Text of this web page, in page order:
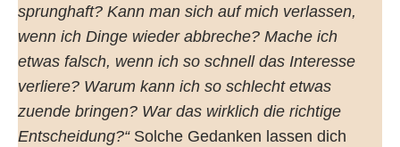
sprunghaft? Kann man sich auf mich verlassen,
wenn ich Dinge wieder abbreche? Mache ich
etwas falsch, wenn ich so schnell das Interesse
verliere? Warum kann ich so schlecht etwas
zuende bringen? War das wirklich die richtige
Entscheidung?“Solche Gedanken lassen dich